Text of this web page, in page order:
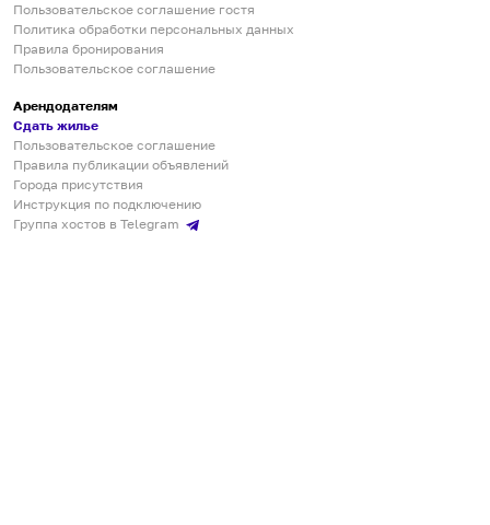
Пользовательское соглашение гостя
Политика обработки персональных данных
Правила бронирования
Пользовательское соглашение
Арендодателям
Сдать жилье
Пользовательское соглашение
Правила публикации объявлений
Города присутствия
Инструкция по подключению
Группа хостов в Telegram